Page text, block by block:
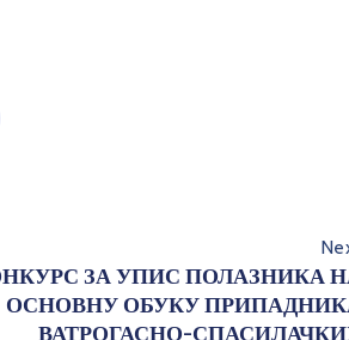
ЗА УПИС ПОЛАЗНИКА
ОСНОВНУ ОБУКУ
ВАТРОГАСНО-